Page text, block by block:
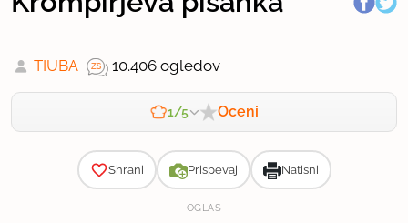
TIUBA 10.406 ogledov
1/5 Oceni
Shrani Prispevaj Natisni
OGLAS